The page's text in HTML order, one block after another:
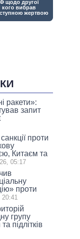
ракети»:
запит
проти
Китаєм та
05:17
проти
групу
підлітків